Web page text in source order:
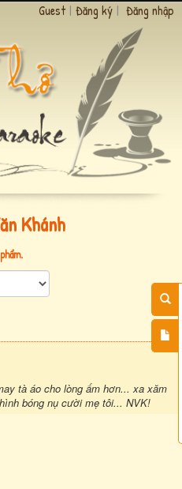
Guest | Đăng ký | Đăng nhập
Khánh
tà áo cho lòng ấm hơn... xa xăm
bóng nụ cười mẹ tôi... NVK!